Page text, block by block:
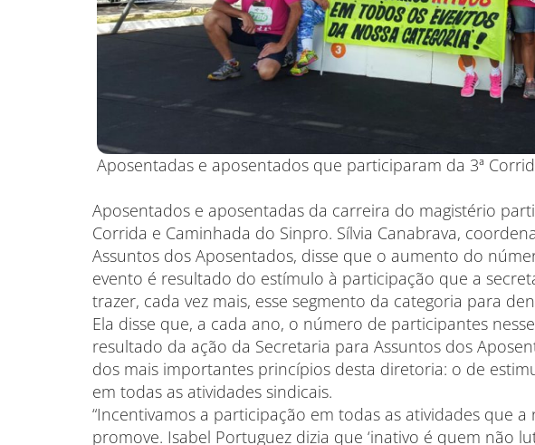
Aposentadas e aposentados que participaram da 3ª
Aposentados e aposentadas da carreira do magistério
Corrida e Caminhada do Sinpro. Sílvia Canabrava,
Assuntos dos Aposentados, disse que o aumento do
evento é resultado do estímulo à participação que a
trazer, cada vez mais, esse segmento da categoria para
Ela disse que, a cada ano, o número de participantes
resultado da ação da Secretaria para Assuntos dos
dos mais importantes princípios desta diretoria: o de
em todas as atividades sindicais.
“Incentivamos a participação em todas as atividades que
promove. Isabel Portuguez dizia que ‘inativo é quem não